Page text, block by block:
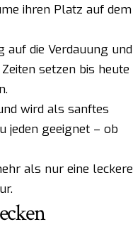
ihren Platz auf dem
die Verdauung und
setzen bis heute
wird als sanftes
jeden geeignet – ob
als nur eine leckere